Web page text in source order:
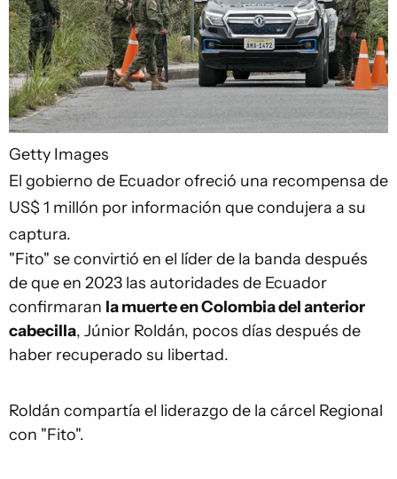
Getty Images
El gobierno de Ecuador ofreció una recompensa de
US$ 1 millón por información que condujera a su
captura.
"Fito" se convirtió en el líder de la banda después
de que en 2023 las autoridades de Ecuador
confirmaran la muerte en Colombia del anterior
cabecilla, Júnior Roldán, pocos días después de
haber recuperado su libertad.
Roldán compartía el liderazgo de la cárcel Regional
con "Fito".